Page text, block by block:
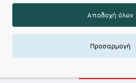
Εσάς & Υφάσματα Υψηλής
Απολαύστε Υφάσματα Φιλικά Προς
Ποιότητα σε Προσιτές τιμές
Αποδοχή όλων
Προσαρμογή